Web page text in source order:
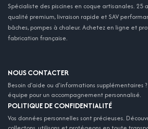
Spécialiste des piscines en coque artisanales. 25
qualité premium, livraison rapide et SAV
bâches, pompes à chaleur. Achetez en ligne et
fabrication française.
NOUS CONTACTER
Besoin d'aide ou d'informations supplémentaires
équipe pour un accompagnement personnalisé.
POLITIQUE DE CONFIDENTIALITÉ
Vos données personnelles sont précieuses.